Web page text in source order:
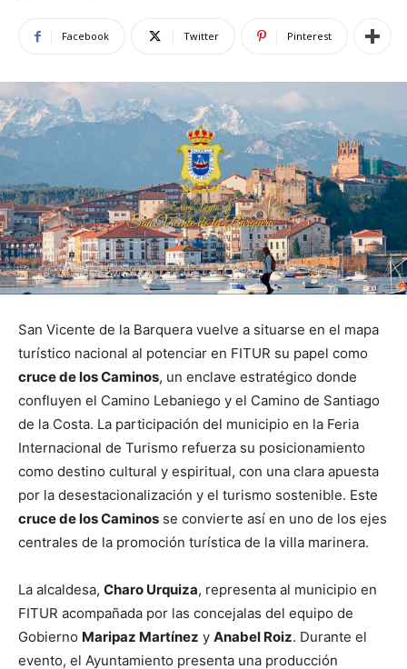
Facebook Twitter Pinterest
San Vicente de la Barquera vuelve a situarse en el mapa
turístico nacional al potenciar en FITUR su papel como
cruce de los Caminos, un enclave estratégico donde
confluyen el Camino Lebaniego y el Camino de Santiago
de la Costa. La participación del municipio en la Feria
Internacional de Turismo refuerza su posicionamiento
como destino cultural y espiritual, con una clara apuesta
por la desestacionalización y el turismo sostenible. Este
cruce de los Caminos se convierte así en uno de los ejes
centrales de la promoción turística de la villa marinera.
La alcaldesa, Charo Urquiza, representa al municipio en
FITUR acompañada por las concejalas del equipo de
Gobierno Maripaz Martínez y Anabel Roiz. Durante el
evento, el Ayuntamiento presenta una producción